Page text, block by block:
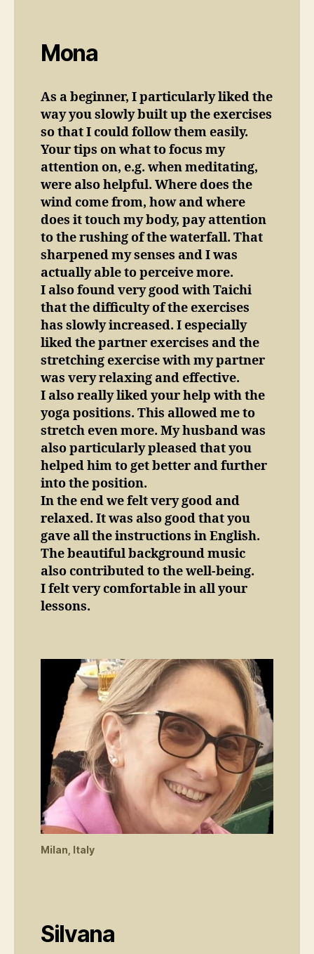
Mona
As a beginner, I particularly liked the
way you slowly built up the exercises
so that I could follow them easily.
Your tips on what to focus my
attention on, e.g. when meditating,
were also helpful. Where does the
wind come from, how and where
does it touch my body, pay attention
to the rushing of the waterfall. That
sharpened my senses and I was
actually able to perceive more.
I also found very good with Taichi
that the difficulty of the exercises
has slowly increased. I especially
liked the partner exercises and the
stretching exercise with my partner
was very relaxing and effective.
I also really liked your help with the
yoga positions. This allowed me to
stretch even more. My husband was
also particularly pleased that you
helped him to get better and further
into the position.
In the end we felt very good and
relaxed. It was also good that you
gave all the instructions in English.
The beautiful background music
also contributed to the well-being.
I felt very comfortable in all your
lessons.
Milan, Italy
Silvana